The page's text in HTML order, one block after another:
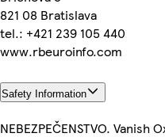
821 08 Bratislava
tel.: +421 239 105 440
www.rbeuroinfo.com
Safety Information
NEBEZPEČENSTVO.